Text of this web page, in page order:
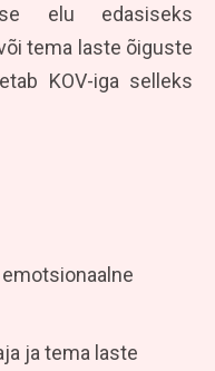
elu edasiseks
tema laste õiguste
KOV-iga selleks
ja tema laste